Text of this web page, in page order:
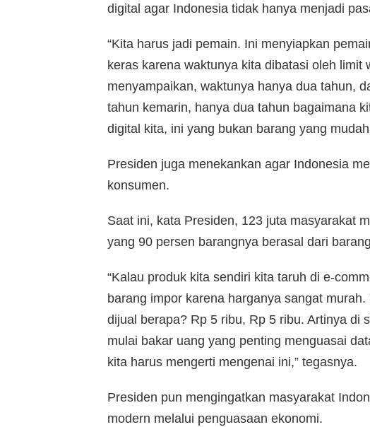
digital agar Indonesia tidak hanya menjadi
“Kita harus jadi pemain. Ini menyiapkan
keras karena waktunya kita dibatasi oleh limit
menyampaikan, waktunya hanya dua tahun,
tahun kemarin, hanya dua tahun bagaimana
digital kita, ini yang bukan barang yang
Presiden juga menekankan agar Indonesia
konsumen.
Saat ini, kata Presiden, 123 juta masyarakat
yang 90 persen barangnya berasal dari
“Kalau produk kita sendiri kita taruh di e-
barang impor karena harganya sangat
dijual berapa? Rp 5 ribu, Rp 5 ribu. Artinya di
mulai bakar uang yang penting menguasai
kita harus mengerti mengenai ini,” tegasnya.
Presiden pun mengingatkan masyarakat
modern melalui penguasaan ekonomi.